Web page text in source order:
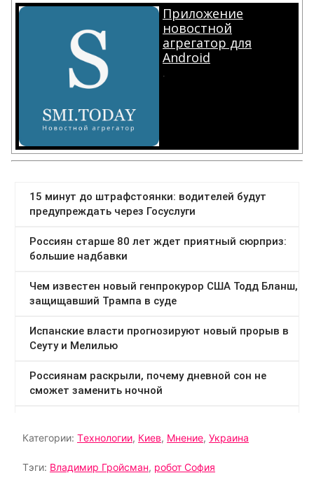
Приложение
новостной
агрегатор для
Android
.
Категории: Tехнологии, Киев, Мнение, Украина
Тэги: Владимир Гройсман, робот София